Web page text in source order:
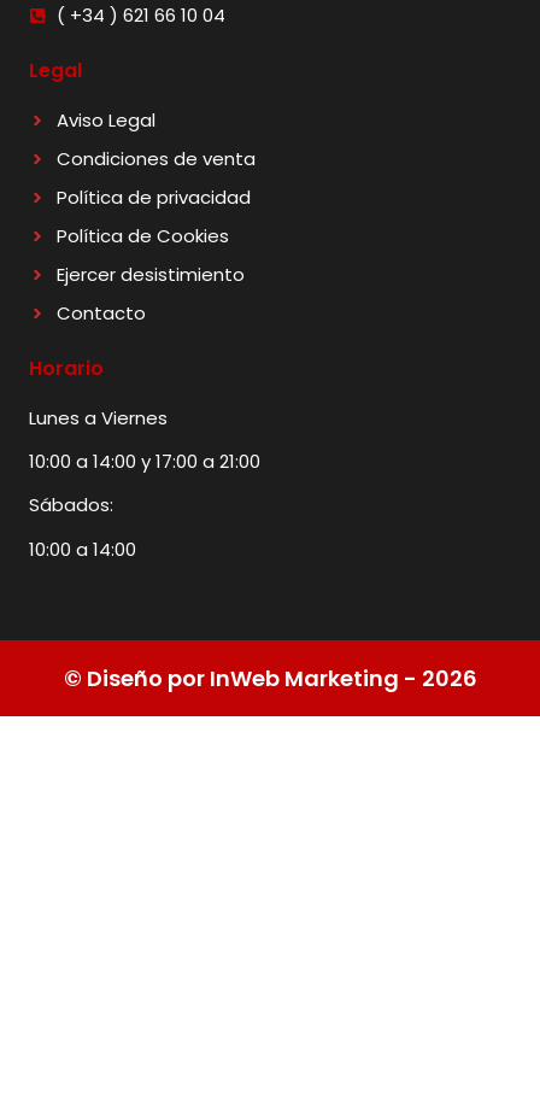
( +34 ) 621 66 10 04
Legal
Aviso Legal
Condiciones de venta
Política de privacidad
Política de Cookies
Ejercer desistimiento
Contacto
Horario
Lunes a Viernes
10:00 a 14:00 y 17:00 a 21:00
Sábados:
10:00 a 14:00
© Diseño por InWeb Marketing - 2026